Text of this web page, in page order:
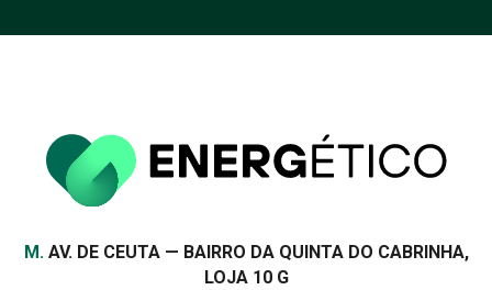
Morada
M. AV. DE CEUTA — BAIRRO DA QUINTA DO CABRINHA,
LOJA 10 G